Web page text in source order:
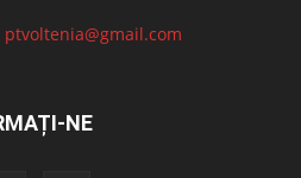
ptvoltenia@gmail.com
NE